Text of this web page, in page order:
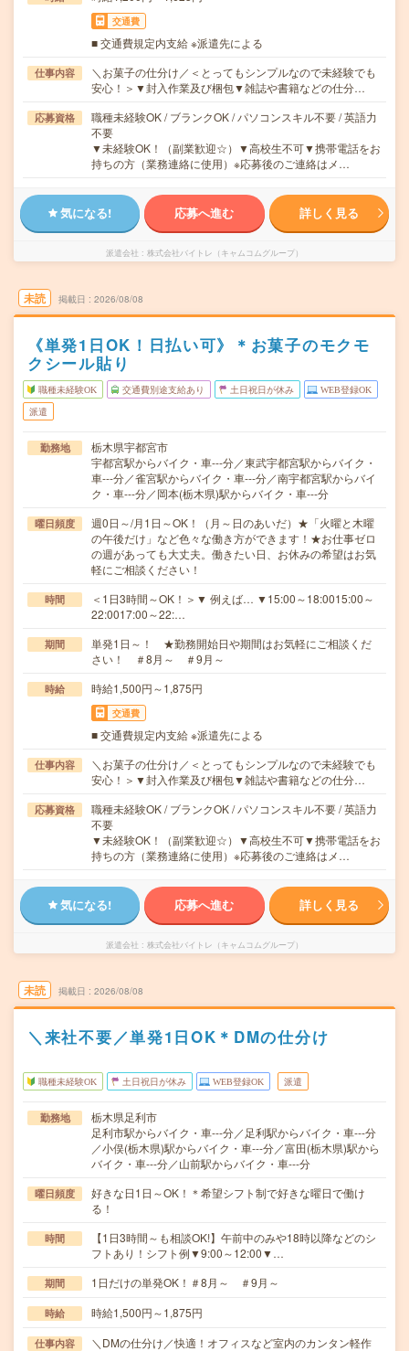
交通費
■ 交通費規定内支給 ※派遣先による
仕事内容
＼お菓子の仕分け／＜とってもシンプルなので未経験でも
安心！＞▼封入作業及び梱包▼雑誌や書籍などの仕分…
応募資格
職種未経験OK / ブランクOK / パソコンスキル不要 / 英語力
不要
▼未経験OK！（副業歓迎☆）▼高校生不可▼携帯電話をお
持ちの方（業務連絡に使用）※応募後のご連絡はメ…
気になる! 応募へ進む 詳しく見る
派遣会社 株式会社バイトレ（キャムコムグループ）
未読 掲載日 2026/08/08
《単発1日OK！日払い可》＊お菓子のモクモ
クシール貼り
職種未経験OK 交通費別途支給あり 土日祝日が休み WEB登録OK
派遣
勤務地
栃木県宇都宮市
宇都宮駅からバイク・車---分／東武宇都宮駅からバイク・
車---分／雀宮駅からバイク・車---分／南宇都宮駅からバイ
ク・車---分／岡本(栃木県)駅からバイク・車---分
曜日頻度
週0日～/月1日～OK！（月～日のあいだ）★「火曜と木曜
の午後だけ」など色々な働き方ができます！★お仕事ゼロ
の週があっても大丈夫。働きたい日、お休みの希望はお気
軽にご相談ください！
時間
＜1日3時間～OK！＞▼ 例えば… ▼15:00～18:0015:00～
22:0017:00～22:…
期間
単発1日～！ ★勤務開始日や期間はお気軽にご相談くだ
さい！ ＃8月～ ＃9月～
時給 時給1,500円～1,875円
交通費
■ 交通費規定内支給 ※派遣先による
仕事内容
＼お菓子の仕分け／＜とってもシンプルなので未経験でも
安心！＞▼封入作業及び梱包▼雑誌や書籍などの仕分…
応募資格
職種未経験OK / ブランクOK / パソコンスキル不要 / 英語力
不要
▼未経験OK！（副業歓迎☆）▼高校生不可▼携帯電話をお
持ちの方（業務連絡に使用）※応募後のご連絡はメ…
気になる! 応募へ進む 詳しく見る
派遣会社 株式会社バイトレ（キャムコムグループ）
未読 掲載日 2026/08/08
＼来社不要／単発1日OK＊DMの仕分け
職種未経験OK 土日祝日が休み WEB登録OK 派遣
勤務地
栃木県足利市
足利市駅からバイク・車---分／足利駅からバイク・車---分
／小俣(栃木県)駅からバイク・車---分／富田(栃木県)駅から
バイク・車---分／山前駅からバイク・車---分
曜日頻度
好きな日1日～OK！＊希望シフト制で好きな曜日で働け
る！
時間
【1日3時間～も相談OK!】午前中のみや18時以降などのシ
フトあり！シフト例▼9:00～12:00▼…
期間 1日だけの単発OK！＃8月～ ＃9月～
時給 時給1,500円～1,875円
仕事内容
＼DMの仕分け／快適！オフィスなど室内のカンタン軽作